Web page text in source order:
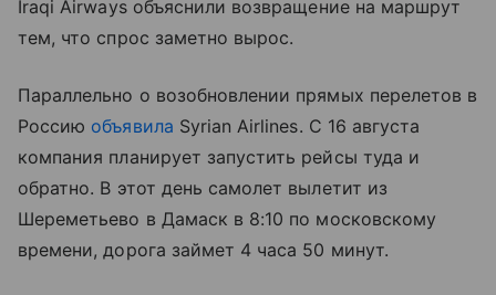
Iraqi Airways объяснили возвращение на маршрут
тем, что спрос заметно вырос.
Параллельно о возобновлении прямых перелетов в
Россию объявила Syrian Airlines. С 16 августа
компания планирует запустить рейсы туда и
обратно. В этот день самолет вылетит из
Шереметьево в Дамаск в 8:10 по московскому
времени, дорога займет 4 часа 50 минут.